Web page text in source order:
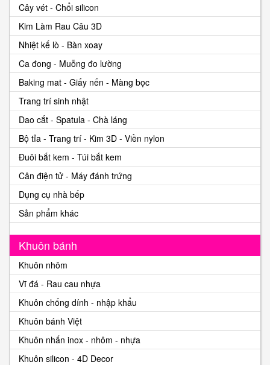
Cây vét - Chổi silicon
Kim Làm Rau Câu 3D
Nhiệt kế lò - Bàn xoay
Ca đong - Muỗng đo lường
Baking mat - Giấy nến - Màng bọc
Trang trí sinh nhật
Dao cắt - Spatula - Chà láng
Bộ tỉa - Trang trí - Kim 3D - Viền nylon
Đuôi bắt kem - Túi bắt kem
Cân điện tử - Máy đánh trứng
Dụng cụ nhà bếp
Sản phẩm khác
Khuôn bánh
Khuôn nhôm
Vĩ đá - Rau cau nhựa
Khuôn chống dính - nhập khẩu
Khuôn bánh Việt
Khuôn nhấn inox - nhôm - nhựa
Khuôn silicon - 4D Decor